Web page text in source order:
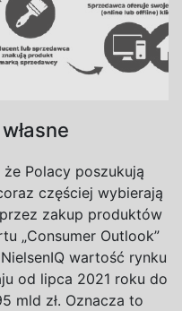
Polacy poszukują
częściej wybierają
zakup produktów
„Consumer Outlook”
wartość rynku
od lipca 2021 roku do
mld zł. Oznacza to